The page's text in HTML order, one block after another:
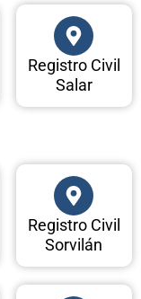
Registro Civil
Salar
Registro Civil
Sorvilán